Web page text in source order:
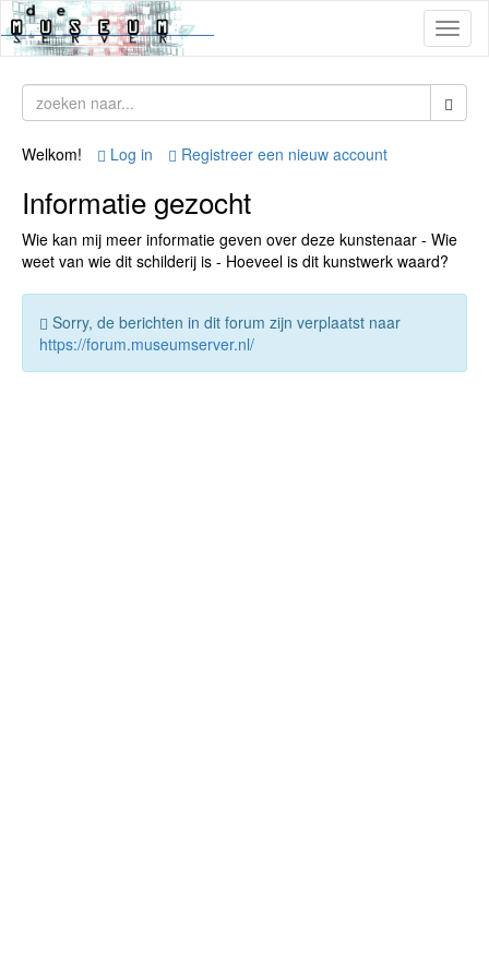
Welkom! Log in Registreer een nieuw account
Informatie gezocht
Wie kan mij meer informatie geven over deze kunstenaar - Wie
weet van wie dit schilderij is - Hoeveel is dit kunstwerk waard?
Sorry, de berichten in dit forum zijn verplaatst naar
https://forum.museumserver.nl/